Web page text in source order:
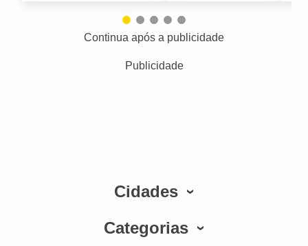
Continua após a publicidade
Publicidade
Cidades
Categorias